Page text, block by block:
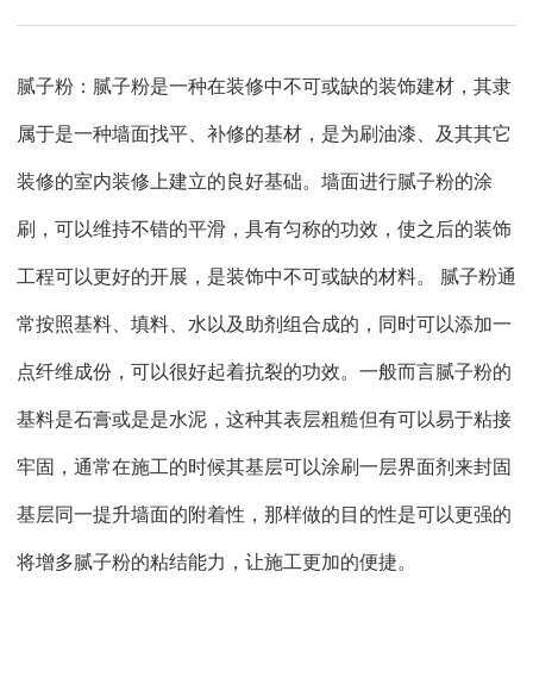
腻子粉：腻子粉是一种在装修中不可或缺的装饰建材，其隶
属于是一种墙面找平、补修的基材，是为刷油漆、及其其它
装修的室内装修上建立的良好基础。墙面进行腻子粉的涂
刷，可以维持不错的平滑，具有匀称的功效，使之后的装饰
工程可以更好的开展，是装饰中不可或缺的材料。 腻子粉通
常按照基料、填料、水以及助剂组合成的，同时可以添加一
点纤维成份，可以很好起着抗裂的功效。一般而言腻子粉的
基料是石膏或是是水泥，这种其表层粗糙但有可以易于粘接
牢固，通常在施工的时候其基层可以涂刷一层界面剂来封固
基层同一提升墙面的附着性，那样做的目的性是可以更强的
将增多腻子粉的粘结能力，让施工更加的便捷。